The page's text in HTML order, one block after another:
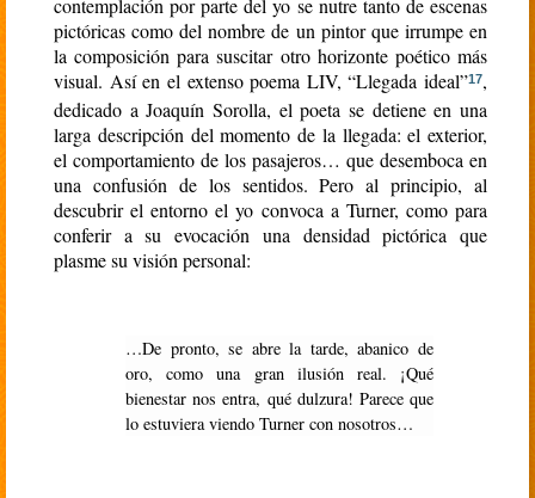
contemplación por parte del yo se nutre tanto de escenas
pictóricas como del nombre de un pintor que irrumpe en
la composición para suscitar otro horizonte poético más
visual. Así en el extenso poema LIV, “Llegada ideal”17,
dedicado a Joaquín Sorolla, el poeta se detiene en una
larga descripción del momento de la llegada: el exterior,
el comportamiento de los pasajeros… que desemboca en
una confusión de los sentidos. Pero al principio, al
descubrir el entorno el yo convoca a Turner, como para
conferir a su evocación una densidad pictórica que
plasme su visión personal:
…De pronto, se abre la tarde, abanico de
oro, como una gran ilusión real. ¡Qué
bienestar nos entra, qué dulzura! Parece que
lo estuviera viendo Turner con nosotros…